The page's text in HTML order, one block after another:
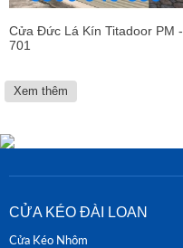
Cửa Đức Lá Kín Titadoor PM -
701
Xem thêm
CỬA KÉO ĐÀI LOAN
Cửa Kéo Nhôm